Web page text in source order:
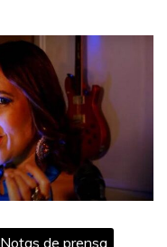
Notas de prensa